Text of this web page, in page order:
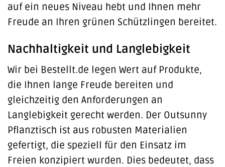
auf ein neues Niveau hebt und Ihnen mehr
Freude an Ihren grünen Schützlingen bereitet.
Nachhaltigkeit und Langlebigkeit
Wir bei Bestellt.de legen Wert auf Produkte,
die Ihnen lange Freude bereiten und
gleichzeitig den Anforderungen an
Langlebigkeit gerecht werden. Der Outsunny
Pflanztisch ist aus robusten Materialien
gefertigt, die speziell für den Einsatz im
Freien konzipiert wurden. Dies bedeutet, dass